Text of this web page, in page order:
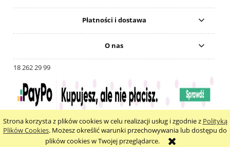
Strona korzysta z plików cookies w celu realizacji usług i zgodnie z Polityką
Plików Cookies. Możesz określić warunki przechowywania lub dostępu do
plików cookies w Twojej przeglądarce.
Płatności i dostawa
O nas
18 262 29 99
pokaż pełną wersję strony
Sklep internetowy Shoper.pl